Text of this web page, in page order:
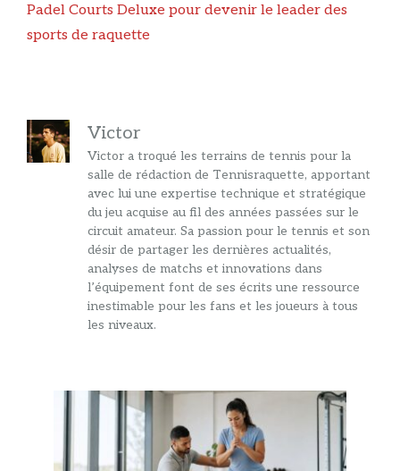
Padel Courts Deluxe pour devenir le leader des
sports de raquette
Victor
Victor a troqué les terrains de tennis pour la
salle de rédaction de Tennisraquette, apportant
avec lui une expertise technique et stratégique
du jeu acquise au fil des années passées sur le
circuit amateur. Sa passion pour le tennis et son
désir de partager les dernières actualités,
analyses de matchs et innovations dans
l’équipement font de ses écrits une ressource
inestimable pour les fans et les joueurs à tous
les niveaux.